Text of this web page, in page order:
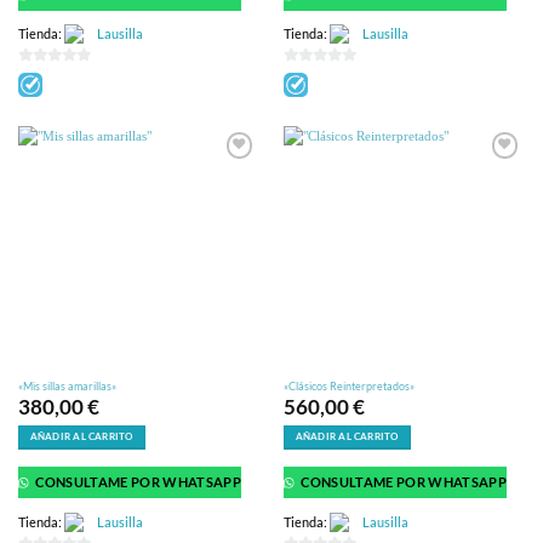
Tienda: Lausilla
0
de
Tienda: Lausilla
0
de
«Mis sillas amarillas»
380,00€
AÑADIR AL CARRITO
CONSULTAME POR WHATSAPP
Tienda: Lausilla
«Clásicos Reinterpretados»
560,00€
AÑADIR AL CARRITO
CONSULTAME POR WHATSAPP
Tienda: Lausilla